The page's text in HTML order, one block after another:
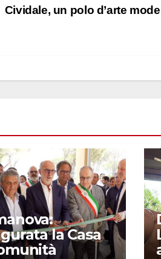
Cividale, un polo d’arte
la Casa